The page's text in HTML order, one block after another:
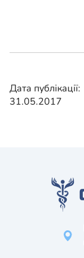
Дата публікації:
31.05.2017